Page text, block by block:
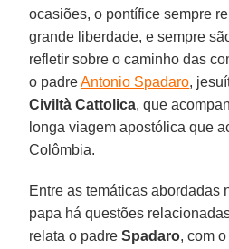
ocasiões, o pontífice sempre
grande liberdade, e sempre
refletir sobre o caminho das
o padreAntonio Spadaro,
Civiltà Cattolica, que
longa viagem apostólica que
Colômbia.
Entre as temáticas abordadas
papa há questões
relata o padreSpadaro, com